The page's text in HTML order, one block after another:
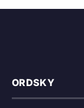
ORDSKY